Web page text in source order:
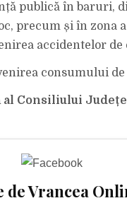
publică în baruri,
precum și în zona
accidentelor
consumului
al Consiliului
de Vrancea